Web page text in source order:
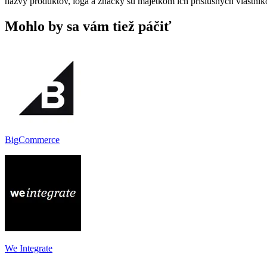
Mohlo by sa vám tiež páčiť
BigCommerce
We Integrate